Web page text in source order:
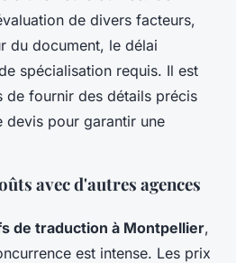
de divers facteurs,
du document, le délai
spécialisation requis. Il est
de fournir des détails précis
devis pour garantir une
avec d'autres agences
de traduction à Montpellier,
est intense. Les prix